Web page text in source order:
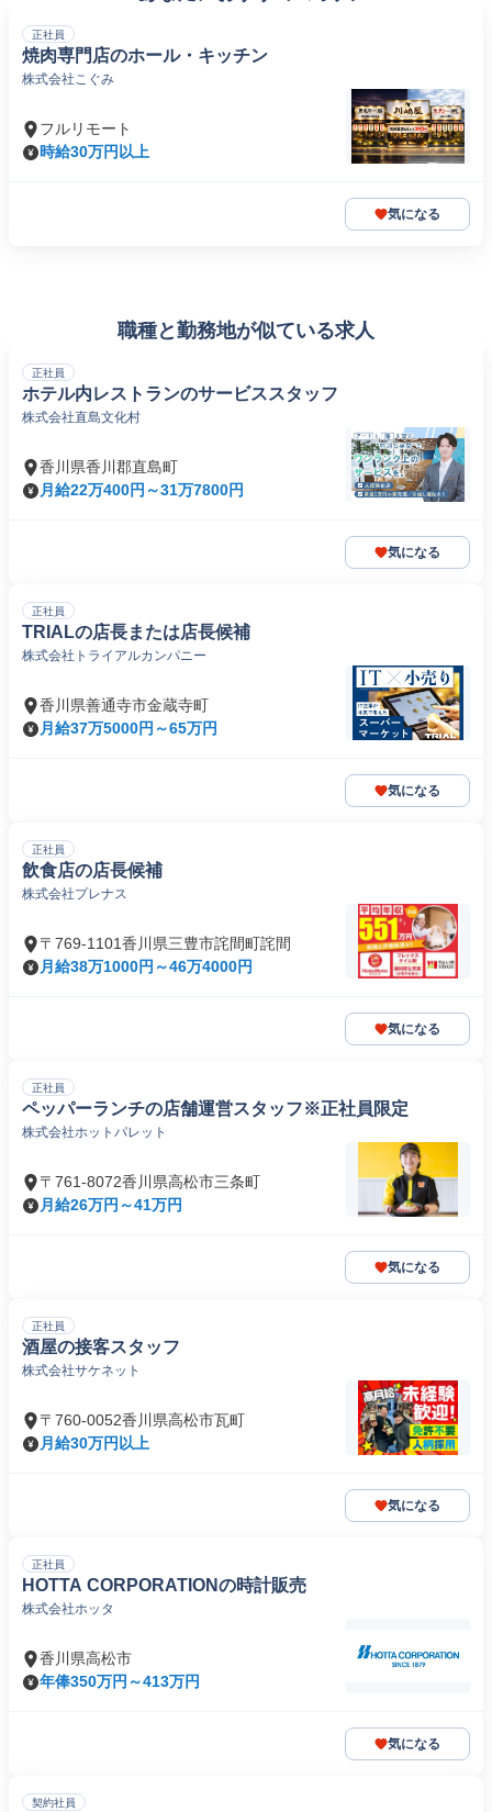
正社員
焼肉専門店のホール・キッチン
株式会社こぐみ
フルリモート
時給30万円以上
気になる
職種と勤務地が似ている求人
正社員
ホテル内レストランのサービススタッフ
株式会社直島文化村
香川県香川郡直島町
月給22万400円～31万7800円
気になる
正社員
TRIALの店長または店長候補
株式会社トライアルカンパニー
香川県善通寺市金蔵寺町
月給37万5000円～65万円
気になる
正社員
飲食店の店長候補
株式会社プレナス
〒769-1101香川県三豊市詫間町詫間
月給38万1000円～46万4000円
気になる
正社員
ペッパーランチの店舗運営スタッフ※正社員限定
株式会社ホットパレット
〒761-8072香川県高松市三条町
月給26万円～41万円
気になる
正社員
酒屋の接客スタッフ
株式会社サケネット
〒760-0052香川県高松市瓦町
月給30万円以上
気になる
正社員
HOTTA CORPORATIONの時計販売
株式会社ホッタ
香川県高松市
年俸350万円～413万円
気になる
契約社員